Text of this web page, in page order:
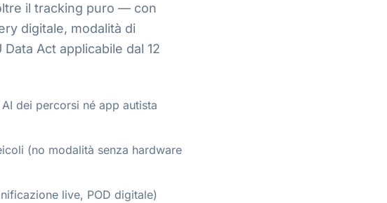
il tracking puro — con
digitale, modalità di
Act applicabile dal 12
dei percorsi né app autista
(no modalità senza hardware
live, POD digitale)